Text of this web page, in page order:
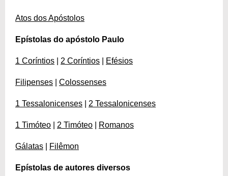
Atos dos Apóstolos
Epístolas do apóstolo Paulo
1 Coríntios 2 Coríntios Efésios
Filipenses Colossenses
1 Tessalonicenses 2 Tessalonicenses
1 Timóteo 2 Timóteo Romanos
Gálatas Filêmon
Epístolas de autores diversos